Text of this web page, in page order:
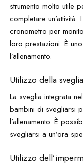
strumento molto utile
completare
cronometro per
loro prestazioni. È
l’allenamento.
Utilizzo della sveglia
La sveglia integrata
bambini di svegliarsi
l’allenamento. È
svegliarsi a un’ora
Utilizzo